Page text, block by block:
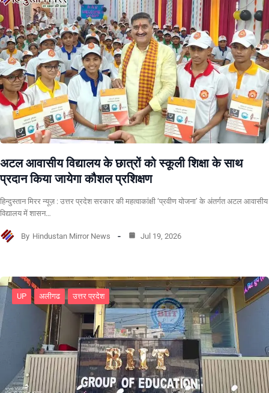
अटल आवासीय विद्यालय के छात्रों को स्कूली शिक्षा के साथ
प्रदान किया जायेगा कौशल प्रशिक्षण
हिन्दुस्तान मिरर न्यूज़ : उत्तर प्रदेश सरकार की महत्वाकांक्षी ‘प्रवीण योजना’ के अंतर्गत अटल आवासीय
विद्यालय में शासन…
By Hindustan Mirror News Jul 19, 2026
UP अलीगढ उत्तर प्रदेश